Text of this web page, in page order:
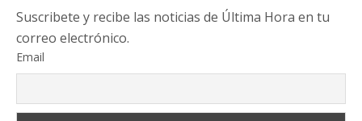
Suscribete y recibe las noticias de Última Hora en tu
correo electrónico.
Email